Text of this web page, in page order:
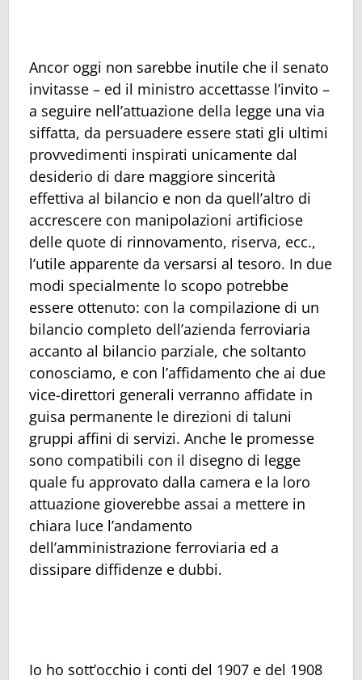
Ancor oggi non sarebbe inutile che il senato
invitasse – ed il ministro accettasse l’invito –
a seguire nell’attuazione della legge una via
siffatta, da persuadere essere stati gli ultimi
provvedimenti inspirati unicamente dal
desiderio di dare maggiore sincerità
effettiva al bilancio e non da quell’altro di
accrescere con manipolazioni artificiose
delle quote di rinnovamento, riserva, ecc.,
l’utile apparente da versarsi al tesoro. In due
modi specialmente lo scopo potrebbe
essere ottenuto: con la compilazione di un
bilancio completo dell’azienda ferroviaria
accanto al bilancio parziale, che soltanto
conosciamo, e con l’affidamento che ai due
vice-direttori generali verranno affidate in
guisa permanente le direzioni di taluni
gruppi affini di servizi. Anche le promesse
sono compatibili con il disegno di legge
quale fu approvato dalla camera e la loro
attuazione gioverebbe assai a mettere in
chiara luce l’andamento
dell’amministrazione ferroviaria ed a
dissipare diffidenze e dubbi.
Io ho sott’occhio i conti del 1907 e del 1908